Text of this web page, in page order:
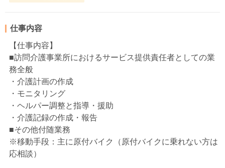
仕事内容
【仕事内容】
■訪問介護事業所におけるサービス提供責任者としての業
務全般
・介護計画の作成
・モニタリング
・ヘルパー調整と指導・援助
・介護記録の作成・報告
■その他付随業務
※移動手段：主に原付バイク（原付バイクに乗れない方は
応相談）